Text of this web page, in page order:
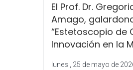
El Prof. Dr.
Amago,
“Estetoscopio de
Innovación en la
lunes , 25 de mayo de